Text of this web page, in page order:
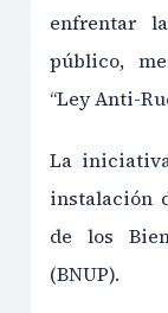
enfrentar
público,
“Ley Anti-
La
instalación
de los
(BNUP).